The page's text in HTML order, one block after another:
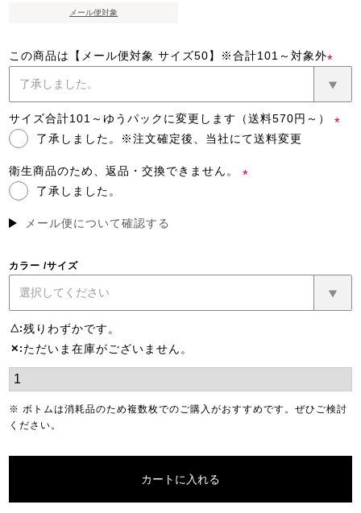
メール便対象
この商品は【メール便対象 サイズ50】※合計101～対象外
(必
須)
サイズ合計101～ゆうパックに変更します（送料570円～）
了承しました。※注文確定後、当社にて送料変更
衛生商品のため、返品・交換できません。
了承しました。
メール便について確認する
カラー サイズ
△ 残りわずかです。
✕ ただいま在庫がございません。
※ ボトムは消耗品のため複数枚でのご購入がおすすめです。ぜひご検討
ください。
カートに入れる